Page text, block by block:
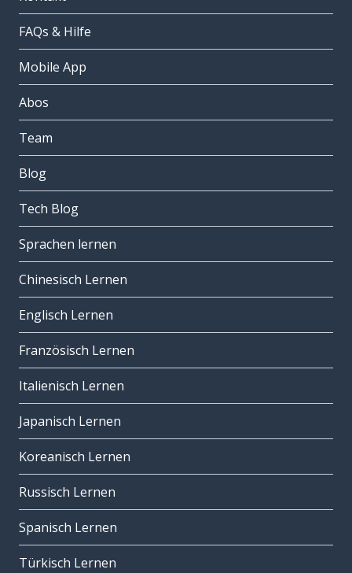
FAQs & Hilfe
Mobile App
Abos
Team
Blog
Tech Blog
Sprachen lernen
Chinesisch Lernen
Englisch Lernen
Französisch Lernen
Italienisch Lernen
Japanisch Lernen
Koreanisch Lernen
Russisch Lernen
Spanisch Lernen
Türkisch Lernen